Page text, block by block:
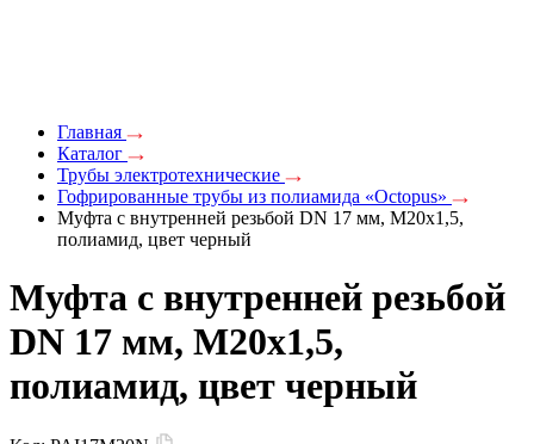
Главная
Каталог
Трубы электротехнические
Гофрированные трубы из полиамида «Octopus»
Муфта с внутренней резьбой DN 17 мм, М20х1,5,
полиамид, цвет черный
Муфта с внутренней резьбой
DN 17 мм, М20х1,5,
полиамид, цвет черный